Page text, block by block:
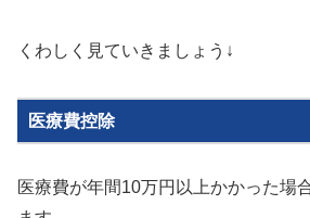
くわしく見ていきましょう↓
医療費控除
医療費が年間10万円以上かかった場